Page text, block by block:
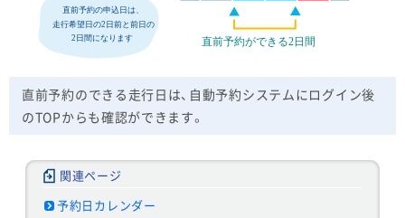
直前予約のできる走行日は、自動予約システムにログイン後
のTOPからも確認ができます。
予約日カレンダー